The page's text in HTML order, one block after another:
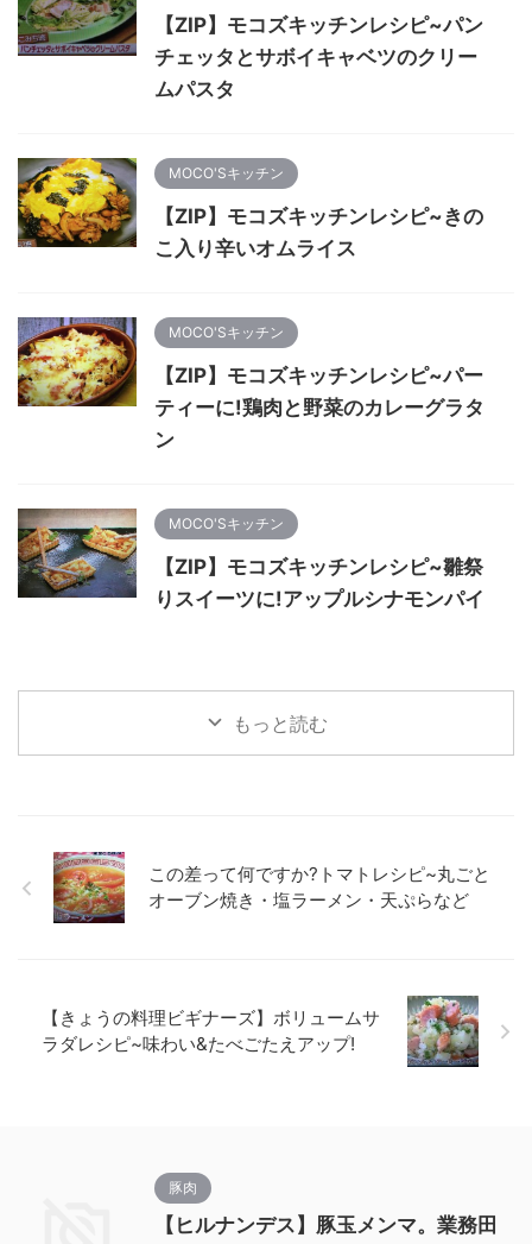
【ZIP】モコズキッチンレシピ~パン
チェッタとサボイキャベツのクリー
ムパスタ
MOCO'Sキッチン
【ZIP】モコズキッチンレシピ~きの
こ入り辛いオムライス
MOCO'Sキッチン
【ZIP】モコズキッチンレシピ~パー
ティーに!鶏肉と野菜のカレーグラタ
ン
MOCO'Sキッチン
【ZIP】モコズキッチンレシピ~雛祭
りスイーツに!アップルシナモンパイ
もっと読む
この差って何ですか?トマトレシピ~丸ごと
オーブン焼き・塩ラーメン・天ぷらなど
【きょうの料理ビギナーズ】ボリュームサ
ラダレシピ~味わい&たべごたえアップ!
豚肉
【ヒルナンデス】豚玉メンマ。業務田